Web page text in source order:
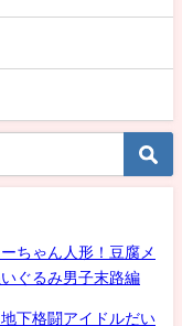
ちゃん人形！豆腐メ
ぐるみ男子末路編
下格闘アイドルだい